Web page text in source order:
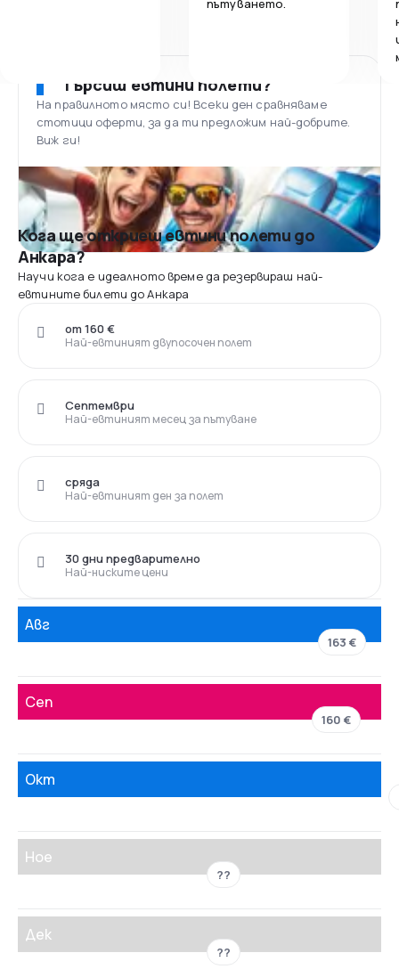
пътуването.
Търсиш евтини полети?
На правилното място си! Всеки ден сравняваме
стотици оферти, за да ти предложим най-добрите.
Виж ги!
Кога ще откриеш евтини полети до
Анкара?
Научи кога е идеалното време да резервираш най-
евтините билети до Анкара
Най-евтиният двупосочен полет
от 160 €
Най-евтиният месец за пътуване
Септември
Най-евтиният ден за полет
сряда
Най-ниските цени
30 дни предварително
Авг
163 €
Сеп
160 €
Окт
Ное
??
Дек
??